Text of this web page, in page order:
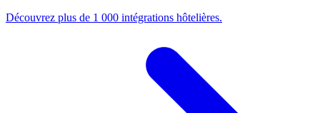
Découvrez plus de 1 000 intégrations hôtelières.